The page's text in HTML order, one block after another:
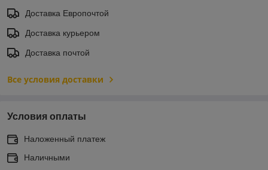
Доставка Европочтой
Доставка курьером
Доставка почтой
Все условия доставки
Условия оплаты
Наложенный платеж
Наличными